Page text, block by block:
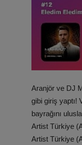
Aranjör ve DJ
gibi giriş yaptı!
bayrağını
Artist Türkiye
Artist Türkiye